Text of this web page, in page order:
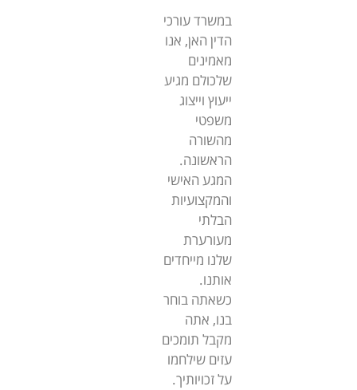
במשרד עורכי
הדין האן, אנו
מאמינים
שלכולם מגיע
ייעוץ וייצוג
משפטי
מהשורה
הראשונה.
המגע האישי
והמקצועיות
הבלתי
מעורערת
שלנו מייחדים
אותנו.
כשאתה בוחר
בנו, אתה
מקבל תומכים
עזים שילחמו
על זכויותיך.